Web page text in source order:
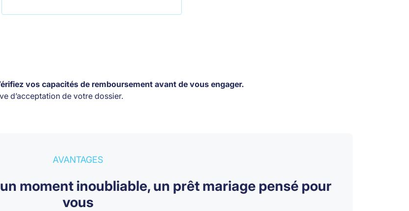
vos capacités de remboursement avant de vous engager.
d’acceptation de votre dossier.
AVANTAGES
moment inoubliable, un prêt mariage pensé pour
vous